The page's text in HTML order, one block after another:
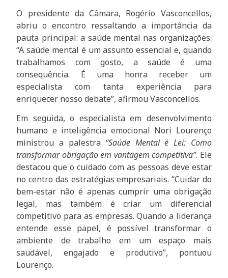
O presidente da Câmara, Rogério Vasconcellos,
abriu o encontro ressaltando a importância da
pauta principal: a saúde mental nas organizações.
“A saúde mental é um assunto essencial e, quando
trabalhamos com gosto, a saúde é uma
consequência. É uma honra receber um
especialista com tanta experiência para
enriquecer nosso debate”, afirmou Vasconcellos.
Em seguida, o especialista em desenvolvimento
humano e inteligência emocional Nori Lourenço
ministrou a palestra “Saúde Mental é Lei: Como
transformar obrigação em vantagem competitiva”. Ele
destacou que o cuidado com as pessoas deve estar
no centro das estratégias empresariais. “Cuidar do
bem-estar não é apenas cumprir uma obrigação
legal, mas também é criar um diferencial
competitivo para as empresas. Quando a liderança
entende esse papel, é possível transformar o
ambiente de trabalho em um espaço mais
saudável, engajado e produtivo”, pontuou
Lourenço.